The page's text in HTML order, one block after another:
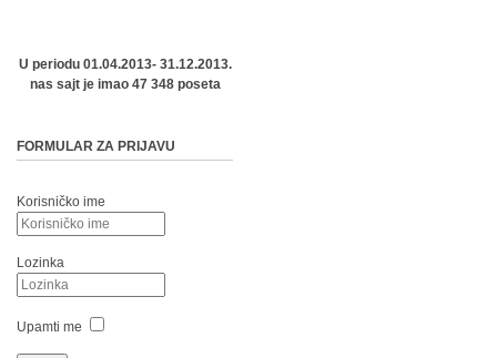
U periodu 01.04.2013- 31.12.2013.
nas sajt je imao 47 348 poseta
FORMULAR ZA PRIJAVU
Korisničko ime
Lozinka
Upamti me